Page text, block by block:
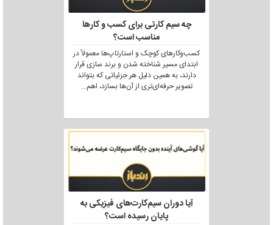
چه سیم کارتی برای کسب و کارها
مناسب است؟
کسب‌وکارهای کوچک و استارتاپ‌ها معمولاً در
ابتدای مسیر شناخته شدن و برند سازی قرار
دارند، به همین دلیل هر جزئیاتی که بتواند
تصویر حرفه‌ای‌تری از آن‌ها بسازد، اهم...
آیا دوران سیم‌کارت‌های فیزیکی به
پایان رسیده است؟